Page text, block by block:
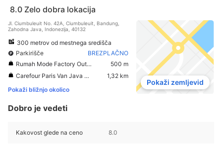
8.0 Zelo dobra lokacija
Jl. Ciumbuleuit No. 42A, Ciumbuleuit, Bandung,
Zahodna Java, Indonezija, 40132
300 metrov od mestnega središča
Parkirišče
BREZPLAČNO
Rumah Mode Factory Outlet
500 m
Carefour Paris Van Java Mall
1,32 km
Pokaži bližnjo okolico
Pokaži zemljevid
Dobro je vedeti
Kakovost glede na ceno 8.0